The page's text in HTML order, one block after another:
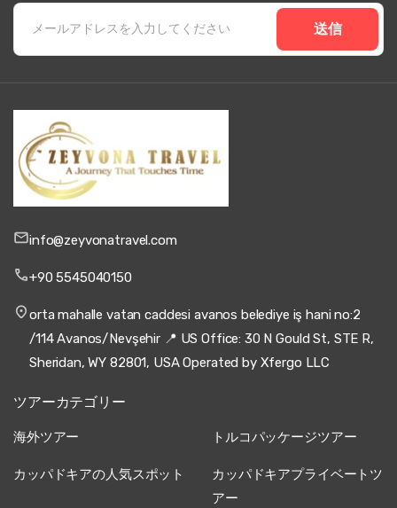
送信
info@zeyvonatravel.com
+90 5545040150
orta mahalle vatan caddesi avanos belediye iş hani no:2
/114 Avanos/Nevşehir 📍 US Office: 30 N Gould St, STE R,
Sheridan, WY 82801, USA Operated by Xfergo LLC
ツアーカテゴリー
海外ツアー トルコパッケージツアー
カッパドキアの人気スポット
カッパドキアプライベートツ
アー